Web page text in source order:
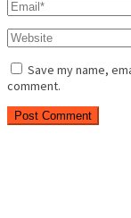
Save my name,
comment.